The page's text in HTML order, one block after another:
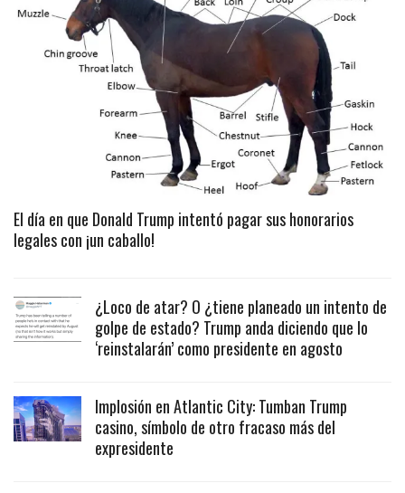
El día en que Donald Trump intentó pagar sus honorarios
legales con ¡un caballo!
¿Loco de atar? O ¿tiene planeado un intento de
golpe de estado? Trump anda diciendo que lo
‘reinstalarán’ como presidente en agosto
Implosión en Atlantic City: Tumban Trump
casino, símbolo de otro fracaso más del
expresidente